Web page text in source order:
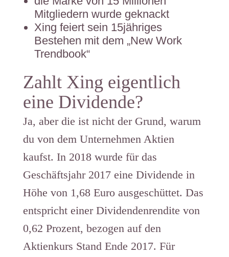
Mitgliedern wurde geknackt
Xing feiert sein 15jähriges
Bestehen mit dem „New Work
Trendbook“
Zahlt Xing eigentlich
eine Dividende?
Ja, aber die ist nicht der Grund, warum
du von dem Unternehmen Aktien
kaufst. In 2018 wurde für das
Geschäftsjahr 2017 eine Dividende in
Höhe von 1,68 Euro ausgeschüttet. Das
entspricht einer Dividendenrendite von
0,62 Prozent, bezogen auf den
Aktienkurs Stand Ende 2017. Für